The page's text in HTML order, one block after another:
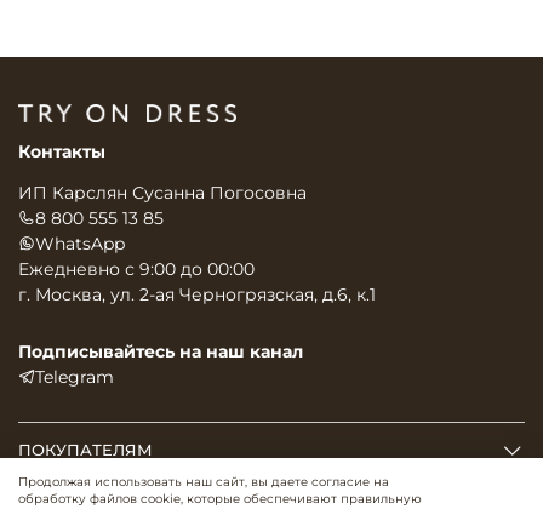
ПОКУПАТЕЛЯМ
Контакты
ИП Карслян Сусанна Погосовна
8 800 555 13 85
WhatsApp
Ежедневно с 9:00 до 00:00
г. Москва, ул. 2-ая Черногрязская, д.6, к.1
Подписывайтесь на наш канал
Telegram
Продолжая использовать наш сайт, вы даете согласие на
обработку файлов cookie, которые обеспечивают правильную